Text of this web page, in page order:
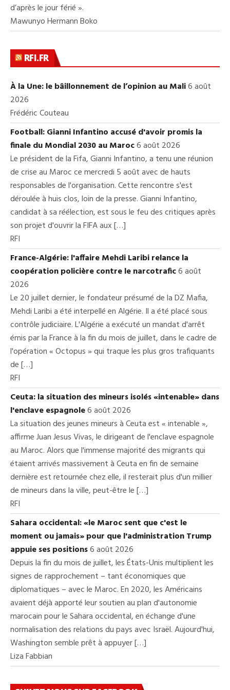
d’après le jour férié ».
Mawunyo Hermann Boko
RFI.FR
À la Une: le bâillonnement de l’opinion au Mali6 août
2026
Frédéric Couteau
Football: Gianni Infantino accusé d'avoir promis la
finale du Mondial 2030 au Maroc6 août 2026
Le président de la Fifa, Gianni Infantino, a tenu une réunion
de crise au Maroc ce mercredi 5 août avec de hauts
responsables de l'organisation. Cette rencontre s'est
déroulée à huis clos, loin de la presse. Gianni Infantino,
candidat à sa réélection, est sous le feu des critiques après
son projet d'ouvrir la FIFA aux […]
RFI
France-Algérie: l'affaire Mehdi Laribi relance la
coopération policière contre le narcotrafic6 août
2026
Le 20 juillet dernier, le fondateur présumé de la DZ Mafia,
Mehdi Laribi a été interpellé en Algérie. Il a été placé sous
contrôle judiciaire. L'Algérie a exécuté un mandat d'arrêt
émis par la France à la fin du mois de juillet, dans le cadre de
l'opération « Octopus » qui traque les plus gros trafiquants
de […]
RFI
Ceuta: la situation des mineurs isolés «intenable» dans
l'enclave espagnole6 août 2026
La situation des jeunes mineurs à Ceuta est « intenable »,
affirme Juan Jesus Vivas, le dirigeant de l'enclave espagnole
au Maroc. Alors que l'immense majorité des migrants qui
étaient arrivés massivement à Ceuta en fin de semaine
dernière est retournée chez elle, il resterait plus d'un millier
de mineurs dans la ville, peut-être le […]
RFI
Sahara occidental: «le Maroc sent que c'est le
moment ou jamais» pour que l'administration Trump
appuie ses positions6 août 2026
Depuis la fin du mois de juillet, les États-Unis multiplient les
signes de rapprochement – tant économiques que
diplomatiques – avec le Maroc. En 2020, les Américains
avaient déjà apporté leur soutien au plan d'autonomie
marocain pour le Sahara occidental, en échange d'une
normalisation des relations du pays avec Israël. Aujourd'hui,
Washington semble prêt à appuyer […]
Liza Fabbian